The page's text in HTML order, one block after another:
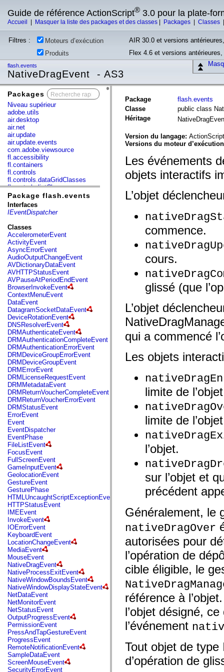
Guide de référence ActionScript® 3.0 pour la plate-
Accueil Masquer la liste des packages et des classes Packages Classes
Filtres : Moteurs d’exécution
AIR 30.0 et versions
Produits
Flex 4.6 et versions
flash.events
NativeDragEvent - AS3
Packages
Niveau supérieur
adobe.utils
air.desktop
air.net
air.update
air.update.events
com.adobe.viewsource
fl.accessibility
fl.containers
fl.controls
fl.controls.dataGridClasses
fl.controls.listClasses
fl.controls.progressBarClasses
fl.core
fl.data
fl.events
fl.ik
fl.lang
fl.livepreview
fl.managers
fl.motion
fl.motion.easing
fl.rsl
fl.text
fl.transitions
fl.transitions.easing
fl.video
flash.accessibility
flash.concurrent
flash.crypto
flash.data
flash.desktop
flash.display
flash.display3D
flash.display3D.textures
flash.errors
flash.events
flash.external
flash.filesystem
flash.filters
flash.geom
flash.globalization
flash.html
flash.media
flash.net
flash.net.dns
flash.net.drm
flash.notifications
flash.permissions
flash.printing
flash.profiler
flash.sampler
flash.security
flash.sensors
flash.system
flash.text
flash.text.engine
flash.text.ime
flash.ui
flash.utils
flash.xml
flashx.textLayout
flashx.textLayout.compose
flashx.textLayout.container
flashx.textLayout.conversion
flashx.textLayout.edit
flashx.textLayout.elements
flashx.textLayout.events
flashx.textLayout.factory
flashx.textLayout.formats
flashx.textLayout.operations
flashx.textLayout.utils
flashx.undo
mx.accessibility
mx.automation
Package flash.events
Interfaces
IEventDispatcher
Classes
AccelerometerEvent
ActivityEvent
AsyncErrorEvent
AudioOutputChangeEvent
AVDictionaryDataEvent
AVHTTPStatusEvent
AVPauseAtPeriodEndEvent
BrowserInvokeEvent
ContextMenuEvent
DataEvent
DatagramSocketDataEvent
DeviceRotationEvent
DNSResolverEvent
DRMAuthenticateEvent
DRMAuthenticationCompleteEvent
DRMAuthenticationErrorEvent
DRMDeviceGroupErrorEvent
DRMDeviceGroupEvent
DRMErrorEvent
DRMLicenseRequestEvent
DRMMetadataEvent
DRMReturnVoucherCompleteEvent
DRMReturnVoucherErrorEvent
DRMStatusEvent
ErrorEvent
Event
EventDispatcher
EventPhase
FileListEvent
FocusEvent
FullScreenEvent
GameInputEvent
GeolocationEvent
GestureEvent
GesturePhase
HTMLUncaughtScriptExceptionEvent
HTTPStatusEvent
IMEEvent
InvokeEvent
IOErrorEvent
KeyboardEvent
LocationChangeEvent
MediaEvent
MouseEvent
NativeDragEvent
NativeProcessExitEvent
NativeWindowBoundsEvent
NativeWindowDisplayStateEvent
NetDataEvent
NetMonitorEvent
NetStatusEvent
OutputProgressEvent
PermissionEvent
PressAndTapGestureEvent
ProgressEvent
RemoteNotificationEvent
SampleDataEvent
ScreenMouseEvent
SecurityErrorEvent
Package
flash.events
Classe
public class
Héritage
Version du langage:
Versions du moteur
Les événements
objets interactifs
L’objet
commence.
cours.
glissé (que
L’objet
qui a commencé
Les objets
limite de
limite de
l’objet.
sur l’objet et
précédent
Généralement, le
nativeDragOver
autorisées pour
l’opération de
cible éligible, le
référence à
l’objet désigné,
l’événement
Tout objet de
d’opération de